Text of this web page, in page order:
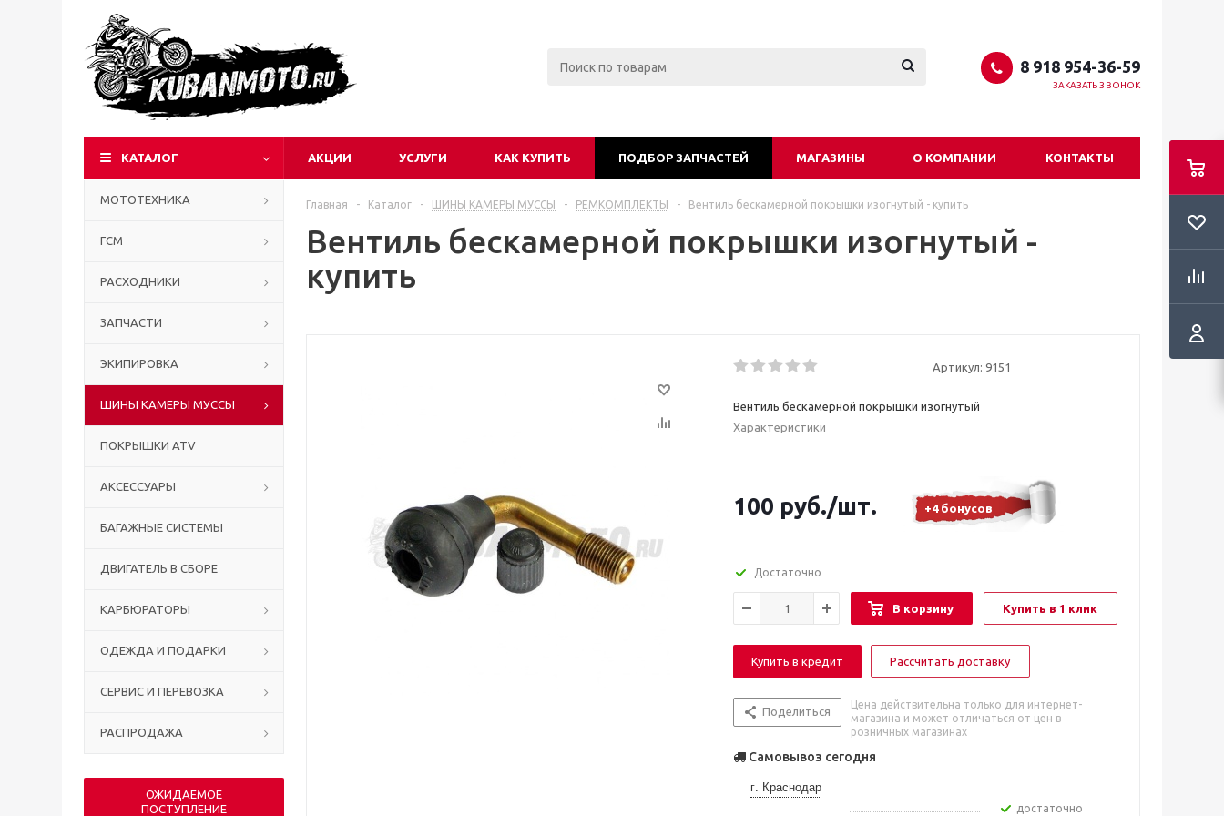
8 918 954-36-59
ЗАКАЗАТЬ ЗВОНОК
КАТАЛОГ АКЦИИ УСЛУГИ КАК КУПИТЬ ПОДБОР ЗАПЧАСТЕЙ МАГАЗИНЫ О КОМПАНИИ КОНТАКТЫ
МОТОТЕХНИКА
ГСМ
РАСХОДНИКИ
ЗАПЧАСТИ
ЭКИПИРОВКА
ШИНЫ КАМЕРЫ МУССЫ
ПОКРЫШКИ ATV
АКСЕССУАРЫ
БАГАЖНЫЕ СИСТЕМЫ
ДВИГАТЕЛЬ В СБОРЕ
КАРБЮРАТОРЫ
ОДЕЖДА И ПОДАРКИ
СЕРВИС И ПЕРЕВОЗКА
РАСПРОДАЖА
ОЖИДАЕМОЕ
ПОСТУПЛЕНИЕ
Главная - Каталог - ШИНЫ КАМЕРЫ МУССЫ - РЕМКОМПЛЕКТЫ - Вентиль бескамерной покрышки изогнутый - купить
Вентиль бескамерной покрышки изогнутый -
купить
Артикул: 9151
Вентиль бескамерной покрышки изогнутый
Характеристики
100 руб./шт. +4 бонусов
Достаточно
В корзину Купить в 1 клик
Купить в кредит Рассчитать доставку
Поделиться
Цена действительна только для интернет-
магазина и может отличаться от цен в
розничных магазинах
Самовывоз сегодня
г. Краснодар
Достаточно